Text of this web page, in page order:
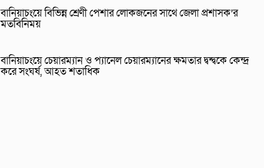
বানিয়াচংয়ে বিভিন্ন শ্রেণী পেশার লোকজনের সাথে জেলা প্রশাসক’র
মতবিনিময়
বানিয়াচংয়ে চেয়ারম্যান ও প্যানেল চেয়ারম্যানের ক্ষমতার দ্বন্দ্বকে কেন্দ্র
করে সংঘর্ষ, আহত শতাধিক